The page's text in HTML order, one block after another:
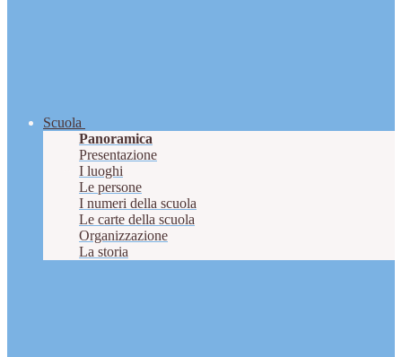
Scuola
Panoramica
Presentazione
I luoghi
Le persone
I numeri della scuola
Le carte della scuola
Organizzazione
La storia